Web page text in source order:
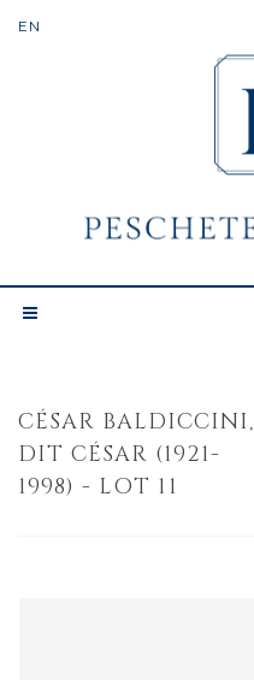
CÉSAR BALDICCINI,
DIT CÉSAR (1921-
1998) - LOT 11